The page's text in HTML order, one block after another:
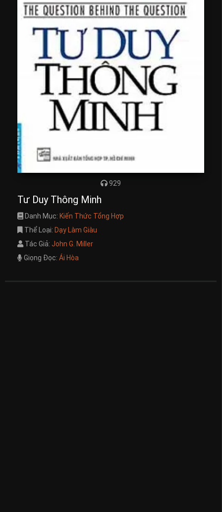
929
Tư Duy Thông Minh
Danh Mục: Kiến Thức Tổng Hợp
Thể Loại: Dạy Làm Giàu
Tác Giả: John G. Miller
Giọng Đọc: Ái Hòa